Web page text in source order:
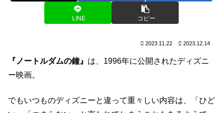
LINE コピー
2023.11.22 2023.12.14
『ノートルダムの鐘』 は、1996年に公開されたディズニ
ー映画。
でもいつものディズニーと違って重々しい内容は、「ひど